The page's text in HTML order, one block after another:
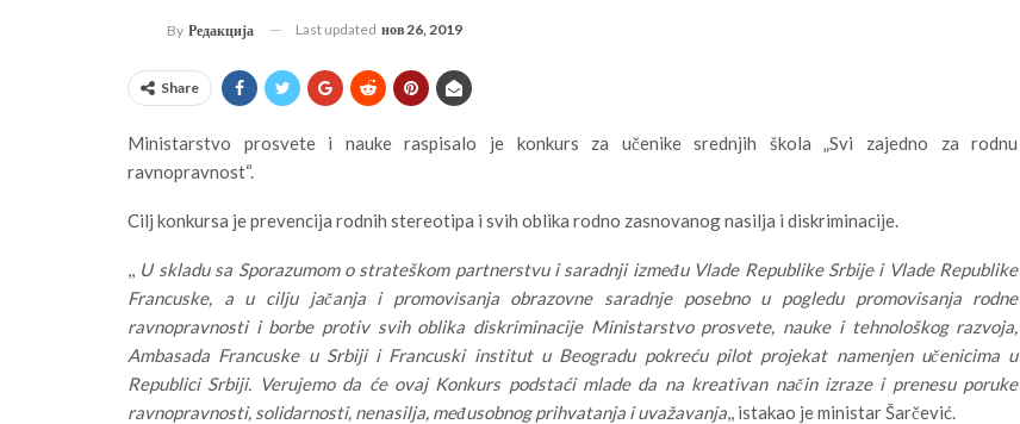
By Редакција Last updated нов 26, 2019
Share
Ministarstvo prosvete i nauke raspisalo je konkurs za učenike srednjih škola „Svi zajedno za rodnu
ravnopravnost“.
Cilj konkursa je prevencija rodnih stereotipa i svih oblika rodno zasnovanog nasilja i diskriminacije.
,, U skladu sa Sporazumom o strateškom partnerstvu i saradnji između Vlade Republike Srbije i Vlade Republike
Francuske, a u cilju jačanja i promovisanja obrazovne saradnje posebno u pogledu promovisanja rodne
ravnopravnosti i borbe protiv svih oblika diskriminacije Ministarstvo prosvete, nauke i tehnološkog razvoja,
Ambasada Francuske u Srbiji i Francuski institut u Beogradu pokreću pilot projekat namenjen učenicima u
Republici Srbiji. Verujemo da će ovaj Konkurs podstaći mlade da na kreativan način izraze i prenesu poruke
ravnopravnosti, solidarnosti, nenasilja, međusobnog prihvatanja i uvažavanja,, istakao je ministar Šarčević.